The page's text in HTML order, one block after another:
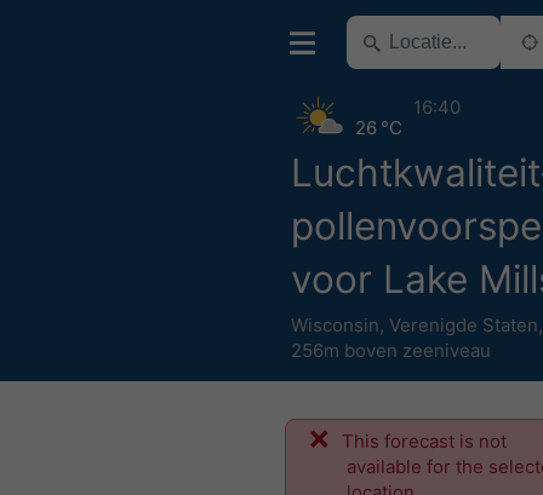
voor Lake
Wisconsin, Verenigde Staten
256m boven zeeniveau
26 °C
16:40
This forecast is not
available for the